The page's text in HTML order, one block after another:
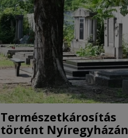
Természetkárosítás
történt Nyíregyházán